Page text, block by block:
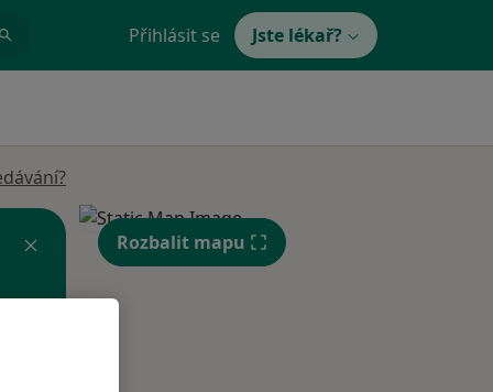
Přihlásit se Jste lékař?
Rozbalit mapu